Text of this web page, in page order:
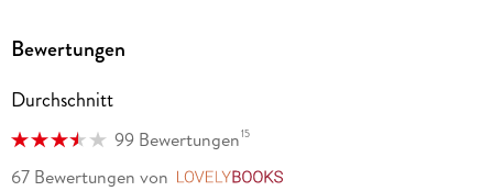
Bewertungen
Durchschnitt
99 Bewertungen15
67 Bewertungen von